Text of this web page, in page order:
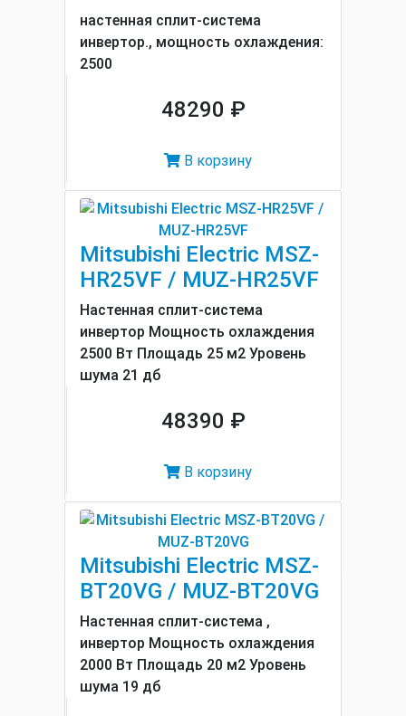
настенная сплит-система
инвертор., мощность охлаждения:
2500
48290 ₽
В корзину
Mitsubishi Electric MSZ-
HR25VF / MUZ-HR25VF
Настенная сплит-система
инвертор Мощность охлаждения
2500 Вт Площадь 25 м2 Уровень
шума 21 дб
48390 ₽
В корзину
Mitsubishi Electric MSZ-
BT20VG / MUZ-BT20VG
Настенная сплит-система ,
инвертор Мощность охлаждения
2000 Вт Площадь 20 м2 Уровень
шума 19 дб